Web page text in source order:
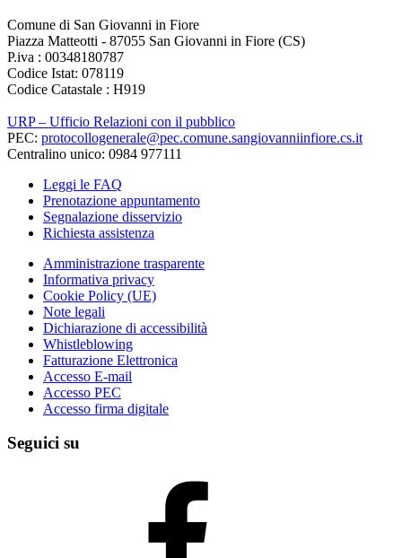
Comune di San Giovanni in Fiore
Piazza Matteotti - 87055 San Giovanni in Fiore (CS)
P.iva : 00348180787
Codice Istat: 078119
Codice Catastale : H919
URP – Ufficio Relazioni con il pubblico
PEC: protocollogenerale@pec.comune.sangiovanniinfiore.cs.it
Centralino unico: 0984 977111
Leggi le FAQ
Prenotazione appuntamento
Segnalazione disservizio
Richiesta assistenza
Amministrazione trasparente
Informativa privacy
Cookie Policy (UE)
Note legali
Dichiarazione di accessibilità
Whistleblowing
Fatturazione Elettronica
Accesso E-mail
Accesso PEC
Accesso firma digitale
Seguici su